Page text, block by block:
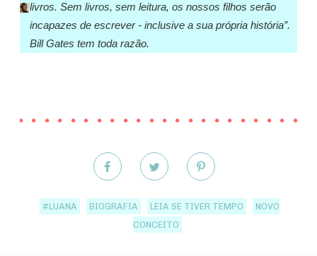
livros. Sem livros, sem leitura, os nossos filhos serão
incapazes de escrever - inclusive a sua própria história”.
Bill Gates tem toda razão.
#LUANA BIOGRAFIA LEIA SE TIVER TEMPO
NOVO
CONCEITO